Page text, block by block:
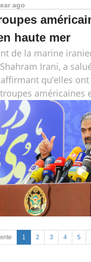
ago
haute mer
de la marine
Irani, a
qu’elles
américaines
1 2 3 4 5